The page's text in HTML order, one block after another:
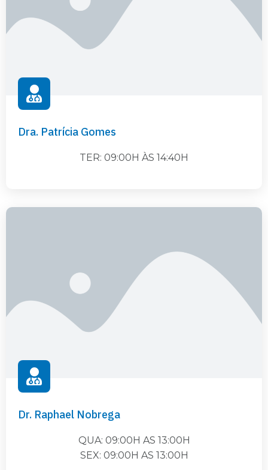
Dra. Patrícia Gomes
TER: 09:00H ÀS 14:40H
Dr. Raphael Nobrega
QUA: 09:00H AS 13:00H
SEX: 09:00H AS 13:00H